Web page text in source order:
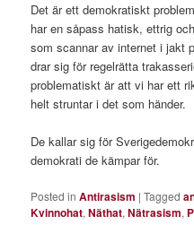
Det är ett demokratiskt
har en såpass hatisk, ettrig
som scannar av internet i jakt
drar sig för regelrätta
problematiskt är att vi har ett
helt struntar i det som händer.
De kallar sig för
demokrati de kämpar för.
Posted in Antirasism |Tagged
Kvinnohat,Näthat,Nätrasism,